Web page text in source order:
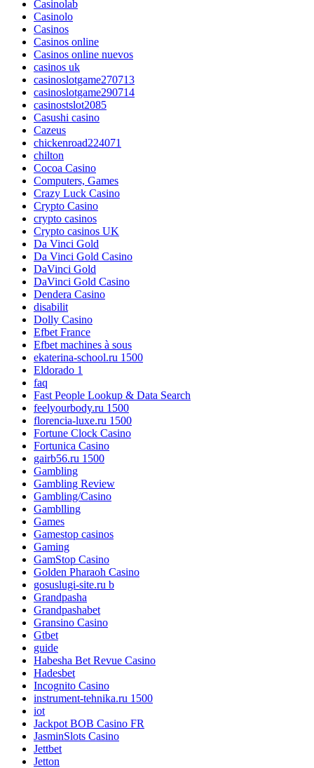
Casinolab
Casinolo
Casinos
Casinos online
Casinos online nuevos
casinos uk
casinoslotgame270713
casinoslotgame290714
casinostslot2085
Casushi casino
Cazeus
chickenroad224071
chilton
Cocoa Casino
Computers, Games
Crazy Luck Casino
Crypto Casino
crypto casinos
Crypto casinos UK
Da Vinci Gold
Da Vinci Gold Casino
DaVinci Gold
DaVinci Gold Casino
Dendera Casino
disabilit
Dolly Casino
Efbet France
Efbet machines à sous
ekaterina-school.ru 1500
Eldorado 1
faq
Fast People Lookup & Data Search
feelyourbody.ru 1500
florencia-luxe.ru 1500
Fortune Clock Casino
Fortunica Casino
gairb56.ru 1500
Gambling
Gambling Review
Gambling/Casino
Gamblling
Games
Gamestop casinos
Gaming
GamStop Casino
Golden Pharaoh Casino
gosuslugi-site.ru b
Grandpasha
Grandpashabet
Gransino Casino
Gtbet
guide
Habesha Bet Revue Casino
Hadesbet
Incognito Casino
instrument-tehnika.ru 1500
iot
Jackpot BOB Casino FR
JasminSlots Casino
Jettbet
Jetton